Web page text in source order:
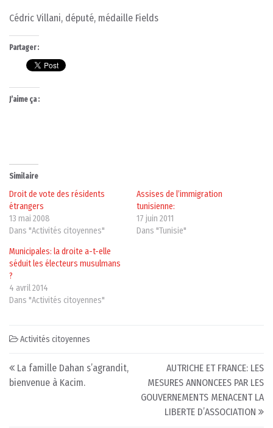
Cédric Villani, député, médaille Fields
Partager :
J’aime ça :
Similaire
Droit de vote des résidents
étrangers
13 mai 2008
Dans "Activités citoyennes"
Assises de l’immigration
tunisienne:
17 juin 2011
Dans "Tunisie"
Municipales: la droite a-t-elle
séduit les électeurs musulmans
?
4 avril 2014
Dans "Activités citoyennes"
Activités citoyennes
Post navigation
La famille Dahan s’agrandit,
bienvenue à Kacim.
AUTRICHE ET FRANCE: LES
MESURES ANNONCEES PAR LES
GOUVERNEMENTS MENACENT LA
LIBERTE D’ASSOCIATION